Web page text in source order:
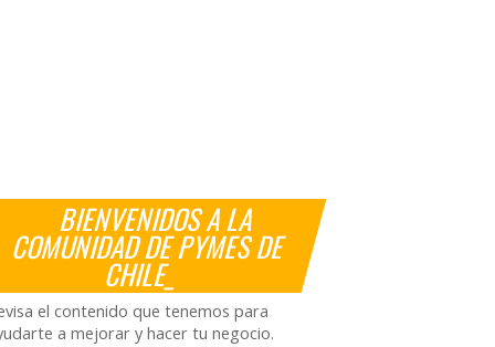
BIENVENIDOS A LA
COMUNIDAD DE PYMES DE
CHILE_
el contenido que tenemos para
a mejorar y hacer tu negocio.